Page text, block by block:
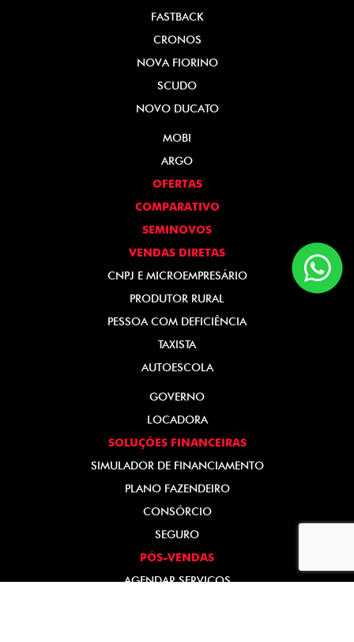
FASTBACK
CRONOS
NOVA FIORINO
SCUDO
NOVO DUCATO
MOBI
ARGO
OFERTAS
COMPARATIVO
SEMINOVOS
VENDAS DIRETAS
CNPJ E MICROEMPRESÁRIO
PRODUTOR RURAL
PESSOA COM DEFICIÊNCIA
TAXISTA
AUTOESCOLA
GOVERNO
LOCADORA
SOLUÇÕES FINANCEIRAS
SIMULADOR DE FINANCIAMENTO
PLANO FAZENDEIRO
CONSÓRCIO
SEGURO
PÓS-VENDAS
AGENDAR SERVIÇOS